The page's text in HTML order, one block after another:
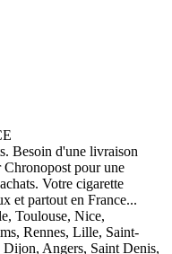
Besoin d'une livraison
Chronopost pour une
Votre cigarette
et partout en France...
Toulouse, Nice,
Rennes, Lille, Saint-
Angers, Saint Denis,